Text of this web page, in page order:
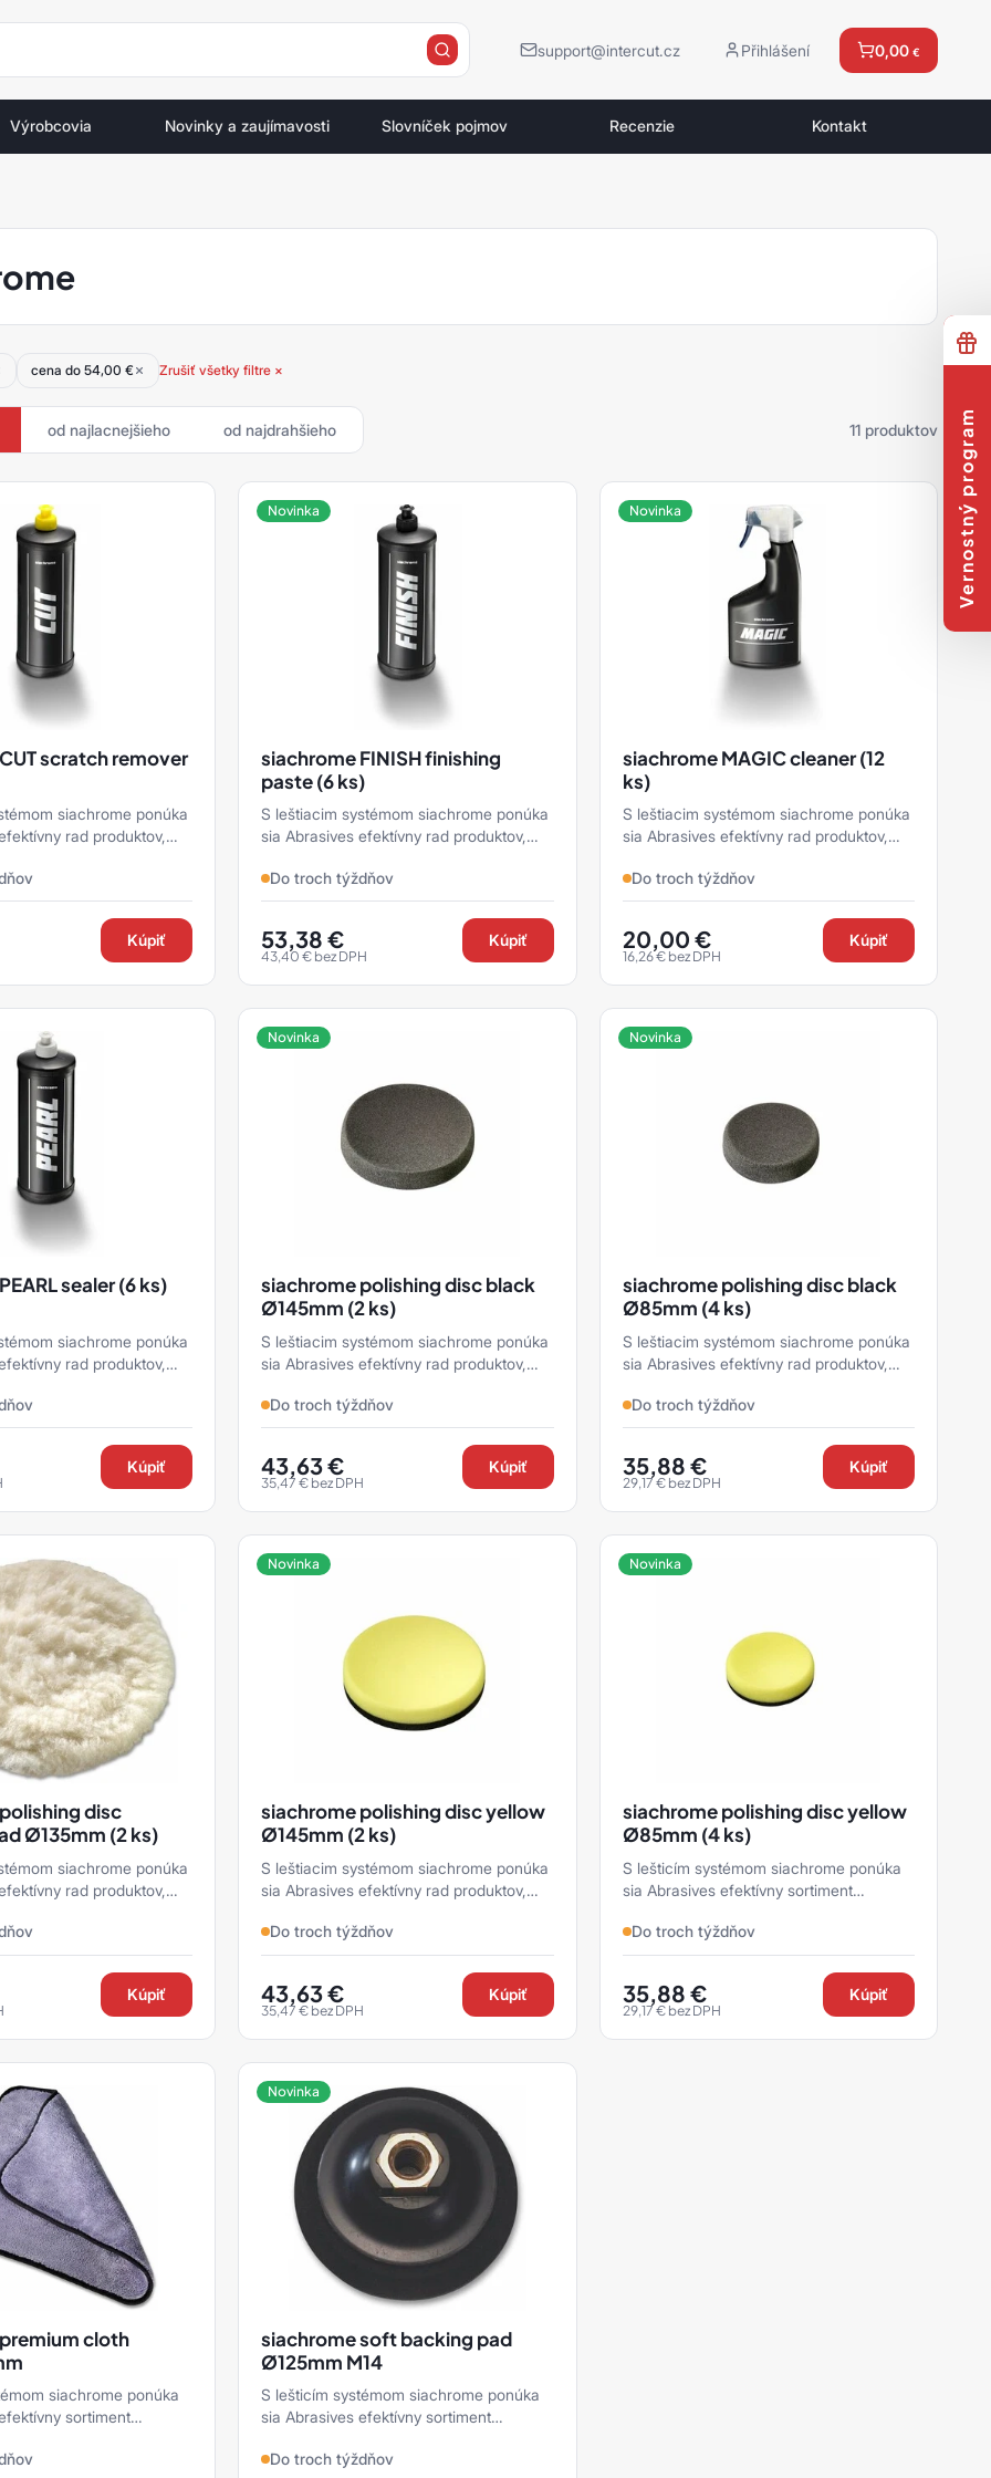
support@intercut.cz Přihlášení 0,00 €
Výrobcovia Novinky a zaujímavosti Slovníček pojmov Recenzie Kontakt
cena do 54,00 € Zrušiť všetky filtre ×
od najlacnejšieho od najdrahšieho 11 produktov
scratch remover
siachrome ponúka
rad produktov,
k ...
Kúpiť
Novinka
siachrome FINISH finishing
paste (6 ks)
S leštiacim systémom siachrome ponúka
sia Abrasives efektívny rad produktov,
vykonanie všetkých k ...
Do troch týždňov
53,38€
43,40€ bez DPH
Kúpiť
Novinka
siachrome MAGIC cleaner (12
ks)
S leštiacim systémom siachrome ponúka
sia Abrasives efektívny rad produktov,
vykonanie všetkých k ...
Do troch týždňov
20,00 €
16,26€bez DPH
Kúpiť
sealer (6 ks)
siachrome ponúka
rad produktov,
k ...
Kúpiť
Novinka
siachrome polishing disc black
Ø145mm (2 ks)
S leštiacim systémom siachrome ponúka
sia Abrasives efektívny rad produktov,
vykonanie všetkých k ...
Do troch týždňov
43,63€
35,47€ bez DPH
Kúpiť
Novinka
siachrome polishing disc black
Ø85mm (4 ks)
S leštiacim systémom siachrome ponúka
sia Abrasives efektívny rad produktov,
vykonanie všetkých k ...
Do troch týždňov
35,88 €
29,17€bez DPH
Kúpiť
disc
Ø135mm (2 ks)
siachrome ponúka
rad produktov,
k ...
Kúpiť
Novinka
siachrome polishing disc yellow
Ø145mm (2 ks)
S leštiacim systémom siachrome ponúka
sia Abrasives efektívny rad produktov,
vykonanie všetkých k ...
Do troch týždňov
43,63€
35,47€ bez DPH
Kúpiť
Novinka
siachrome polishing disc yellow
Ø85mm (4 ks)
S lešticím systémom siachrome ponúka
sia Abrasives efektívny sortiment
príprave ku spoľahlivé ...
Do troch týždňov
35,88 €
29,17€bez DPH
Kúpiť
cloth
siachrome ponúka
sortiment
...
Novinka
siachrome soft backing pad
Ø125mm M14
S lešticím systémom siachrome ponúka
sia Abrasives efektívny sortiment
príprave ku spoľahlivé ...
Do troch týždňov
Vernostný program